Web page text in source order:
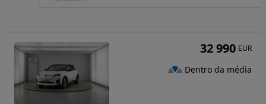
32 990 EUR
Dentro da média